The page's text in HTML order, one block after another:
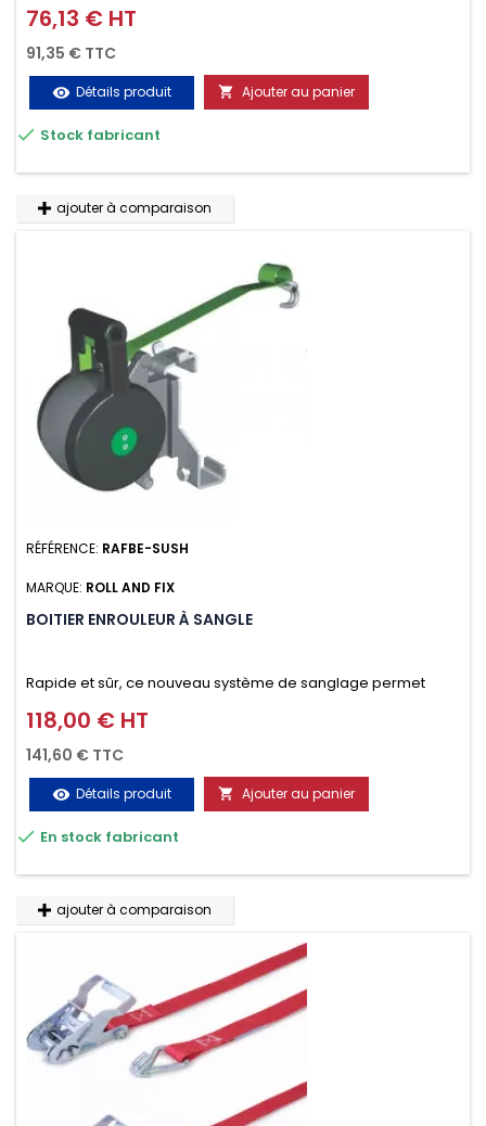
d'un seul geste aussi bien contre le vol que pendant le
transport. Référence vendue par paire.
Prix
76,13 € HT
91,35 € TTC
visibility Détails produit  Ajouter au panier
 Stock fabricant
ajouter à comparaison
RÉFÉRENCE: RAFBE-SUSH
MARQUE: ROLL AND FIX
BOITIER ENROULEUR À SANGLE
Rapide et sûr, ce nouveau système de sanglage permet
d’arrimer le chargement sur la galerie en moins d’une
minute.
Prix
118,00 € HT
141,60 € TTC
visibility Détails produit  Ajouter au panier
 En stock fabricant
ajouter à comparaison